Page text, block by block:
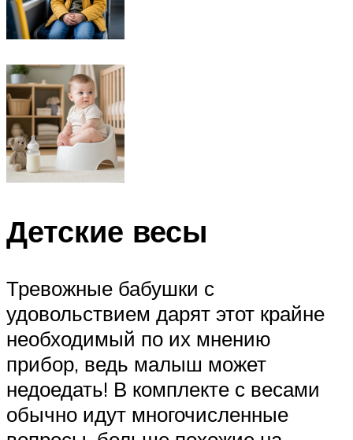
Детские весы
Тревожные бабушки с
удовольствием дарят этот крайне
необходимый по их мнению
прибор, ведь малыш может
недоедать! В комплекте с весами
обычно идут многочисленные